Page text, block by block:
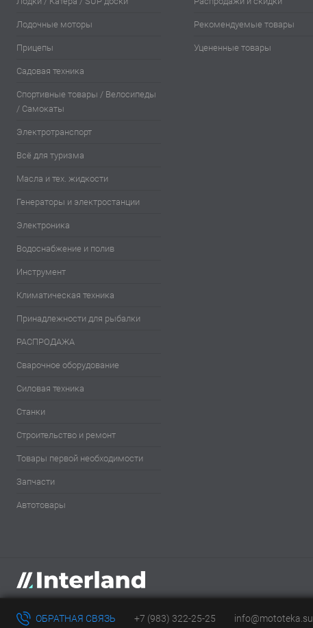
Лодочные моторы
Прицепы
Садовая техника
Спортивные товары / Велосипеды
/ Самокаты
Электротранспорт
Всё для туризма
Масла и тех. жидкости
Генераторы и электростанции
Электроника
Водоснабжение и полив
Инструмент
Климатическая техника
Принадлежности для рыбалки
РАСПРОДАЖА
Сварочное оборудование
Силовая техника
Станки
Строительство и ремонт
Товары первой необходимости
Запчасти
Автотовары
Рекомендуемые товары
Уцененные товары
ОБРАТНАЯ СВЯЗЬ +7 (983) 322-25-25 info@mototeka.su